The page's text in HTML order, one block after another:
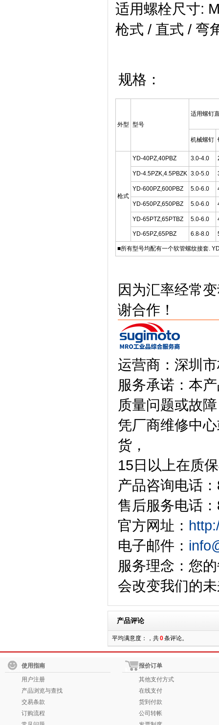
适用螺栓尺寸:
枪式 / 直式 / 弯
规格：
外型 型号
适用螺钉
机械螺钉
枪式
YD-40PZ,40PBZ 3.0-4.0
YD-4.5PZK,4.5PBZK 3.0-5.0
YD-600PZ,600PBZ 5.0-6.0
YD-650PZ,650PBZ 5.0-6.0
YD-65PTZ,65PTBZ 5.0-6.0
YD-65PZ,65PBZ 6.8-8.0
■所有型号均配有一个软管螺纹接套.
因为汇率经常
谢合作！
运营商：深圳
服务承诺：本
质量问题或故
凭厂商维修中
货，
15日以上在质
产品咨询电话
售后服务电话
官方网址：
电子邮件：
服务理念：您
会改变我们的
产品评论
平均满意度：，共0条评论。
使用指南
用户注册
产品浏览与查找
交易条款
订购流程
报价订单
其他支付方式
在线支付
货到付款
公司转帐